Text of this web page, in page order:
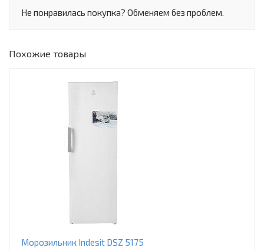
Не понравилась покупка? Обменяем без проблем.
Похожие товары
Морозильник Indesit DSZ 5175